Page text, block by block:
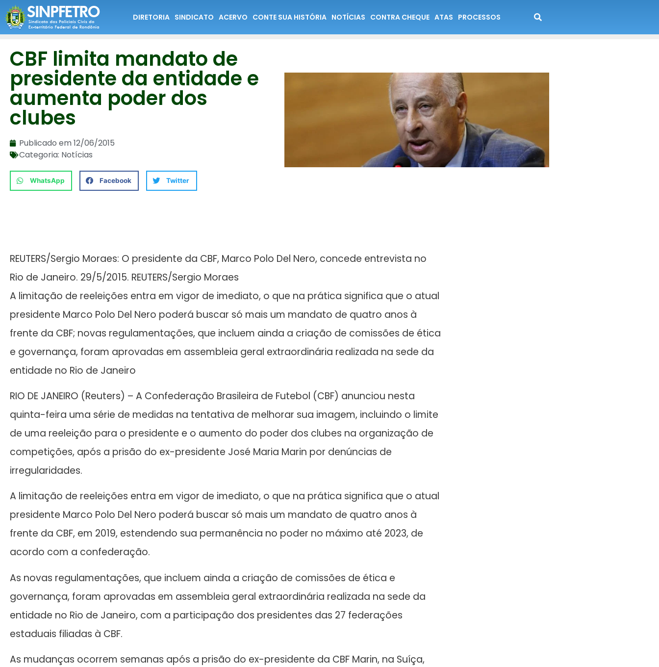
DIRETORIA SINDICATO ACERVO CONTE SUA HISTÓRIA NOTÍCIAS CONTRA CHEQUE ATAS PROCESSOS
CBF limita mandato de
presidente da entidade e
aumenta poder dos
clubes
Publicado em12/06/2015
Categoria: Notícias
WhatsApp Facebook Twitter
REUTERS/Sergio Moraes: O presidente da CBF, Marco Polo Del Nero, concede entrevista no
Rio de Janeiro. 29/5/2015. REUTERS/Sergio Moraes
A limitação de reeleições entra em vigor de imediato, o que na prática significa que o atual
presidente Marco Polo Del Nero poderá buscar só mais um mandato de quatro anos à
frente da CBF; novas regulamentações, que incluem ainda a criação de comissões de ética
e governança, foram aprovadas em assembleia geral extraordinária realizada na sede da
entidade no Rio de Janeiro
RIO DE JANEIRO (Reuters) – A Confederação Brasileira de Futebol (CBF) anunciou nesta
quinta-feira uma série de medidas na tentativa de melhorar sua imagem, incluindo o limite
de uma reeleição para o presidente e o aumento do poder dos clubes na organização de
competições, após a prisão do ex-presidente José Maria Marin por denúncias de
irregularidades.
A limitação de reeleições entra em vigor de imediato, o que na prática significa que o atual
presidente Marco Polo Del Nero poderá buscar só mais um mandato de quatro anos à
frente da CBF, em 2019, estendendo sua permanência no poder no máximo até 2023, de
acordo com a confederação.
As novas regulamentações, que incluem ainda a criação de comissões de ética e
governança, foram aprovadas em assembleia geral extraordinária realizada na sede da
entidade no Rio de Janeiro, com a participação dos presidentes das 27 federações
estaduais filiadas à CBF.
As mudanças ocorrem semanas após a prisão do ex-presidente da CBF Marin, na Suíça,